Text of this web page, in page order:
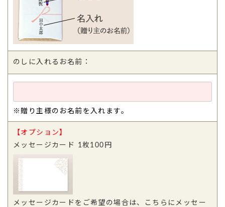
のしに入れるお名前：
※贈り主様のお名前を入れます。
【オプション】
メッセージカード 1枚100円
メッセージカードをご希望の場合は、こちらにメッセー